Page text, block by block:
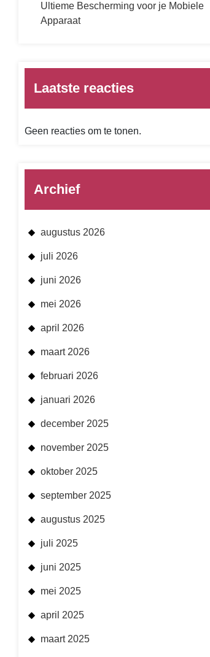
Ultieme Bescherming voor je Mobiele
Apparaat
Laatste reacties
Geen reacties om te tonen.
Archief
augustus 2026
juli 2026
juni 2026
mei 2026
april 2026
maart 2026
februari 2026
januari 2026
december 2025
november 2025
oktober 2025
september 2025
augustus 2025
juli 2025
juni 2025
mei 2025
april 2025
maart 2025